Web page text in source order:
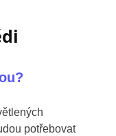
potřebovat